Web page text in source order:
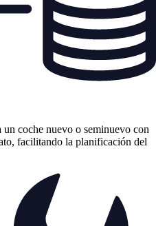
coche nuevo o seminuevo con
facilitando la planificación del